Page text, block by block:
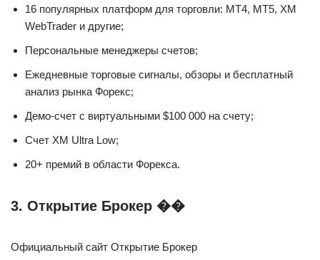
16 популярных платформ для торговли: MT4, MT5, XM
WebTrader и другие;
Персональные менеджеры счетов;
Ежедневные торговые сигналы, обзоры и бесплатный
анализ рынка Форекс;
Демо-счет с виртуальными $100 000 на счету;
Счет XM Ultra Low;
20+ премий в области Форекса.
3. Открытие Брокер ��
Официальный сайт Открытие Брокер